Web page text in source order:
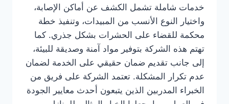
خدمات شاملة تشمل الكشف عن أماكن الإصابة،
واختيار النوع الأنسب من المبيدات، وتنفيذ خطة
محكمة للقضاء على الحشرات بشكل جذري. كما
تهتم هذه الشركة بتوفير مواد آمنة وصديقة للبيئة،
إلى جانب تقديم ضمان حقيقي على الخدمة لضمان
عدم تكرار المشكلة. تعتمد الشركة على فريق من
الخبراء المدربين الذين يتبعون أحدث معايير الجودة